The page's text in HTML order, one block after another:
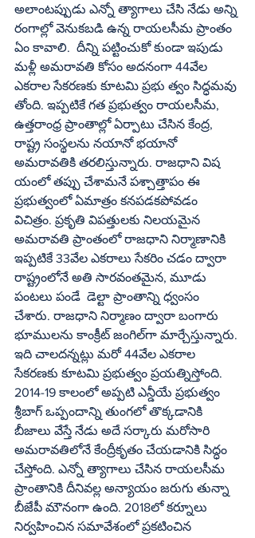
అలాంటప్పుడు ఎన్నో త్యాగాలు చేసి నేడు అన్ని
రంగాల్లో వెనుకబడి ఉన్న రాయలసీమ ప్రాంతం
ఏం కావాలి.  దీన్ని పట్టించుకో కుండా ఇపుడు
మళ్లీ అమరావతి కోసం అదనంగా 44వేల
ఎకరాల సేకరణకు కూటమి ప్రభు త్వం సిద్ధమవు
తోంది. ఇప్పటికే గత ప్రభుత్వం రాయలసీమ,
ఉత్తరాంధ్ర ప్రాంతాల్లో ఏర్పాటు చేసిన కేంద్ర,
రాష్ట్ర సంస్థలను నయానో భయానో
అమరావతికి తరలిస్తున్నారు. రాజధాని విష
యంలో తప్పు చేశామనే పశ్చాత్తాపం ఈ
ప్రభుత్వంలో ఏమాత్రం కనపడకపోవడం
విచిత్రం. ప్రకృతి విపత్తులకు నిలయమైన
అమరావతి ప్రాంతంలో రాజధాని నిర్మాణానికి
ఇప్పటికే 33వేల ఎకరాలు సేకరిం చడం ద్వారా
రాష్ట్రంలోనే అతి సారవంతమైన, మూడు
పంటలు పండే  డెల్టా ప్రాంతాన్ని ధ్వంసం
చేశారు. రాజధాని నిర్మాణం ద్వారా బంగారు
భూములను కాంక్రీట్‌ జంగిల్‌గా మార్చేస్తున్నారు.
ఇది చాలదన్నట్లు మరో 44వేల ఎకరాల
సేకరణకు కూటమి ప్రభుత్వం ప్రయత్నిస్తోంది.
2014-19 కాలంలో అప్పటి ఎన్డీయే ప్రభుత్వం
శ్రీబాగ్‌ ఒప్పందాన్ని తుంగలో తొక్కడానికి
బీజాలు వేస్తే నేడు అదే సర్కారు మరోసారి
అమరావతిలోనే కేంద్రీకృతం చేయడానికి సిద్ధం
చేస్తోంది. ఎన్నో త్యాగాలు చేసిన రాయలసీమ
ప్రాంతానికి దీనివల్ల అన్యాయం జరుగు తున్నా
బీజేపీ మౌనంగా ఉంది. 2018లో కర్నూలు
నిర్వహించిన సమావేశంలో ప్రకటించిన